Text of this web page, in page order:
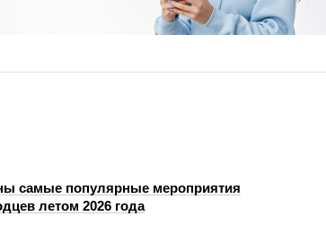
самые популярные мероприятия
летом 2026 года